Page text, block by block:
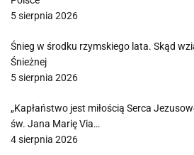
5 sierpnia 2026
Śnieg w środku rzymskiego lata. Skąd
Śnieżnej
5 sierpnia 2026
„Kapłaństwo jest miłością Serca
św. Jana Marię Via…
4 sierpnia 2026